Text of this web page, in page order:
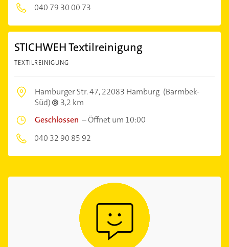
040 79 30 00 73
STICHWEH Textilreinigung
TEXTILREINIGUNG
Hamburger Str. 47,22083 Hamburg (Barmbek-
Süd)
3,2 km
Geschlossen –Öffnet um 10:00
040 32 90 85 92